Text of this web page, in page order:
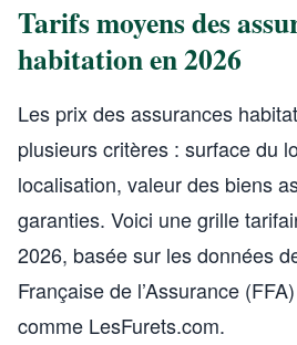
Tarifs moyens des
habitation en 2026
Les prix des assurances
plusieurs critères : surface du
localisation, valeur des biens
garanties. Voici une grille
2026, basée sur les données
Française de l’Assurance
comme LesFurets.com.